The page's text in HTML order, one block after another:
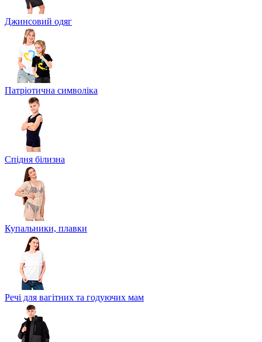
Джинсовий одяг
Патріотична символіка
Спідня білизна
Купальники, плавки
Речі для вагітних та годуючих мам